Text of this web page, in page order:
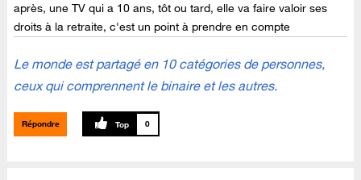
après, une TV qui a 10 ans, tôt ou tard, elle va faire valoir ses
droits à la retraite, c'est un point à prendre en compte
Le monde est partagé en 10 catégories de personnes,
ceux qui comprennent le binaire et les autres.
Répondre 0